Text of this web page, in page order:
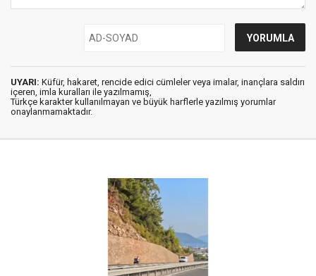
UYARI: Küfür, hakaret, rencide edici cümleler veya imalar, inançlara saldırı
içeren, imla kuralları ile yazılmamış,
Türkçe karakter kullanılmayan ve büyük harflerle yazılmış yorumlar
onaylanmamaktadır.